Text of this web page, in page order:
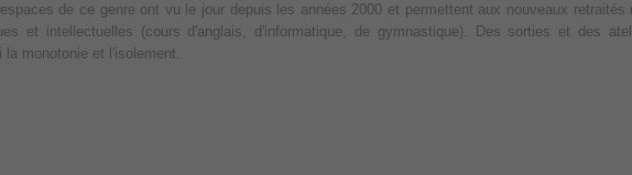
de ce genre ont vu le jour depuis les années 2000 et permettent aux nouveaux retraités
et intellectuelles (cours d'anglais, d'informatique, de gymnastique). Des sorties et des
monotonie et l'isolement.